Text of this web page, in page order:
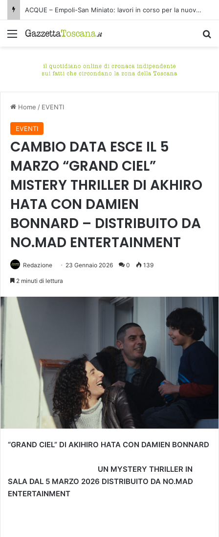
ACQUE – Empoli-San Miniato: lavori in corso per la nuova condotta fognaria Pagnana-Cuoiodepur
Menu
Home / EVENTI
EVENTI
CAMBIO DATA ESCE IL 5
MARZO “GRAND CIEL”
MISTERY THRILLER DI AKHIRO
HATA CON DAMIEN
BONNARD – DISTRIBUITO DA
NO.MAD ENTERTAINMENT
Redazione 23 Gennaio 2026 0 139
2 minuti di lettura
“GRAND CIEL” DI AKIHIRO HATA CON DAMIEN BONNARD
UN MYSTERY THRILLER IN
SALA DAL 5 MARZO 2026 DISTRIBUITO DA NO.MAD
ENTERTAINMENT